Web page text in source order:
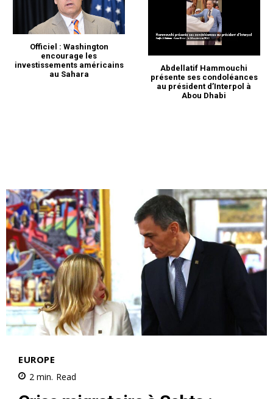
Officiel : Washington
encourage les
investissements américains
au Sahara
Abdellatif Hammouchi
présente ses condoléances
au président d’Interpol à
Abou Dhabi